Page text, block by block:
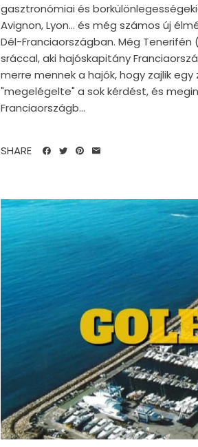
gasztronómiai és
Avignon, Lyon... és még számos új
Dél-Franciaországban. Még
sráccal, aki hajóskapitány
merre mennek a hajók, hogy zajlik
"megelégelte" a sok kérdést, és
Franciaországb...
SHARE